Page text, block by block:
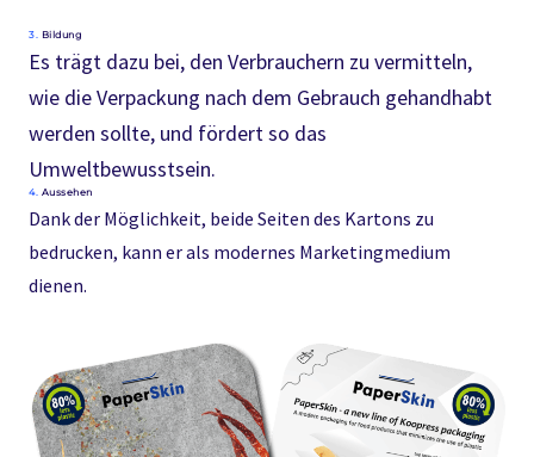
3. Bildung
Es trägt dazu bei, den Verbrauchern zu vermitteln,
wie die Verpackung nach dem Gebrauch gehandhabt
werden sollte, und fördert so das
Umweltbewusstsein.
4. Aussehen
Dank der Möglichkeit, beide Seiten des Kartons zu
bedrucken, kann er als modernes Marketingmedium
dienen.